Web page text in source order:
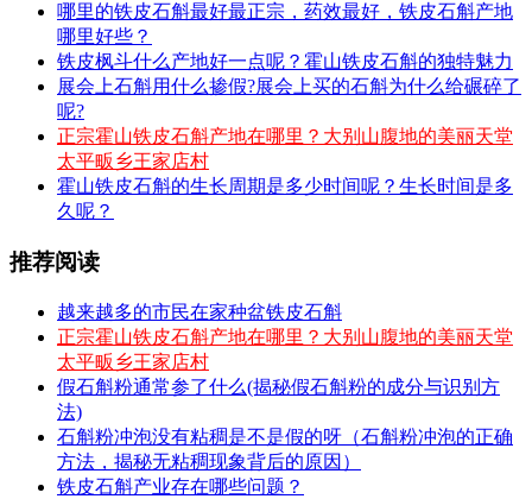
哪里的铁皮石斛最好最正宗，药效最好，铁皮石斛产地
哪里好些？
铁皮枫斗什么产地好一点呢？霍山铁皮石斛的独特魅力
展会上石斛用什么掺假?展会上买的石斛为什么给碾碎了
呢?
正宗霍山铁皮石斛产地在哪里？大别山腹地的美丽天堂
太平畈乡王家店村
霍山铁皮石斛的生长周期是多少时间呢？生长时间是多
久呢？
推荐阅读
越来越多的市民在家种盆铁皮石斛
正宗霍山铁皮石斛产地在哪里？大别山腹地的美丽天堂
太平畈乡王家店村
假石斛粉通常参了什么(揭秘假石斛粉的成分与识别方
法)
石斛粉冲泡没有粘稠是不是假的呀（石斛粉冲泡的正确
方法，揭秘无粘稠现象背后的原因）
铁皮石斛产业存在哪些问题？